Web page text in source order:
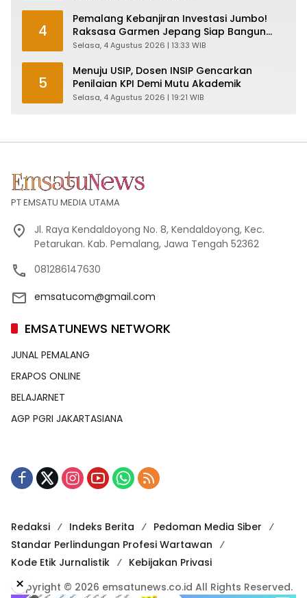
4
Pemalang Kebanjiran Investasi Jumbo!
Raksasa Garmen Jepang Siap Bangun
Pabrik dan Serap Ribuan Tenaga Kerja
Selasa, 4 Agustus 2026 | 13:33 WIB
5
Menuju USIP, Dosen INSIP Gencarkan
Penilaian KPI Demi Mutu Akademik
Selasa, 4 Agustus 2026 | 19:21 WIB
PT EMSATU MEDIA UTAMA
Jl. Raya Kendaldoyong No. 8, Kendaldoyong, Kec.
Petarukan. Kab. Pemalang, Jawa Tengah 52362
081286147630
emsatucom@gmail.com
EMSATUNEWS NETWORK
JUNAL PEMALANG
ERAPOS ONLINE
BELAJARNET
AGP PGRI JAKARTASIANA
Redaksi Indeks Berita
Pedoman Media Siber
Standar Perlindungan Profesi Wartawan
Kode Etik Jurnalistik
Kebijakan Privasi
Copyright © 2026 emsatunews.co.id All Rights Reserved.
×